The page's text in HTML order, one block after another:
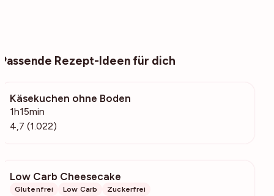
Passende Rezept-Ideen für dich
Käsekuchen ohne Boden
1h15min
4,7 (1.022)
Low Carb Cheesecake
Glutenfrei Low Carb Zuckerfrei